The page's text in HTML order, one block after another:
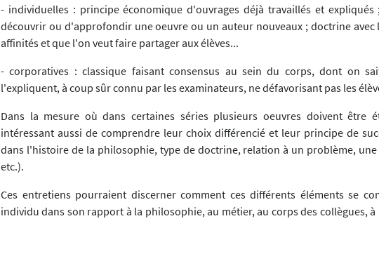
- individuelles : principe économique d'ouvrages déjà travaillés et
découvrir ou d'approfondir une oeuvre ou un auteur nouveaux ; doctrine avec
affinités et que l'on veut faire partager aux élèves...
- corporatives : classique faisant consensus au sein du corps, dont on
l'expliquent, à coup sûr connu par les examinateurs, ne défavorisant pas les
Dans la mesure où dans certaines séries plusieurs oeuvres doivent être
intéressant aussi de comprendre leur choix différencié et leur principe de
dans l'histoire de la philosophie, type de doctrine, relation à un problème,
etc.).
Ces entretiens pourraient discerner comment ces différents éléments se
individu dans son rapport à la philosophie, au métier, au corps des collègues, à